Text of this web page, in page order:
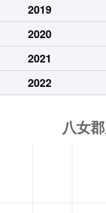
2019
2020
2021
2022